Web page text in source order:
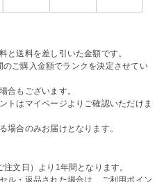
送料を差し引いた金額です。
ご購入金額でランクを決定させてい
合もございます。
トはマイページよりご確認いただけま
合のみお届けとなります。
文日）より1年間となります。
ル・返品された場合は、ご利用ポイン